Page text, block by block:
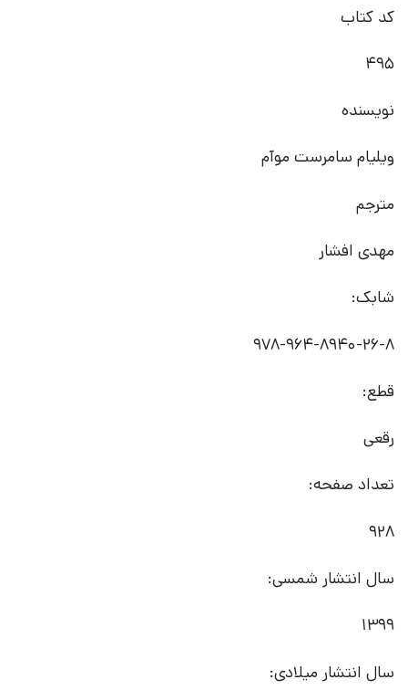
کد کتاب
495
نویسنده
ویلیام سامرست موآم
مترجم
مهدی افشار
شابک:
978-964-8940-26-8
قطع:
رقعی
تعداد صفحه:
928
سال انتشار شمسی:
1399
سال انتشار میلادی: